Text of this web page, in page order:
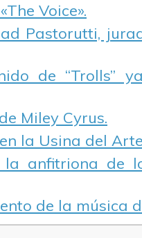
Voice».
Pastorutti,
de “Trolls”
Miley Cyrus.
la Usina del
anfitriona de
de la música